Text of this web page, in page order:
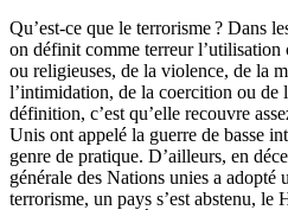
Qu’est-ce que le terrorisme ? Dans
on définit comme terreur l’utilisation
ou religieuses, de la violence, de la
l’intimidation, de la coercition ou de
définition, c’est qu’elle recouvre
Unis ont appelé la guerre de basse
genre de pratique. D’ailleurs, en
générale des Nations unies a adopté
terrorisme, un pays s’est abstenu, le